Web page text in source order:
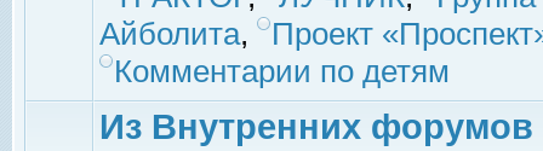
Айболита,
Проект
Комментарии по детям
Из Внутренних форумов